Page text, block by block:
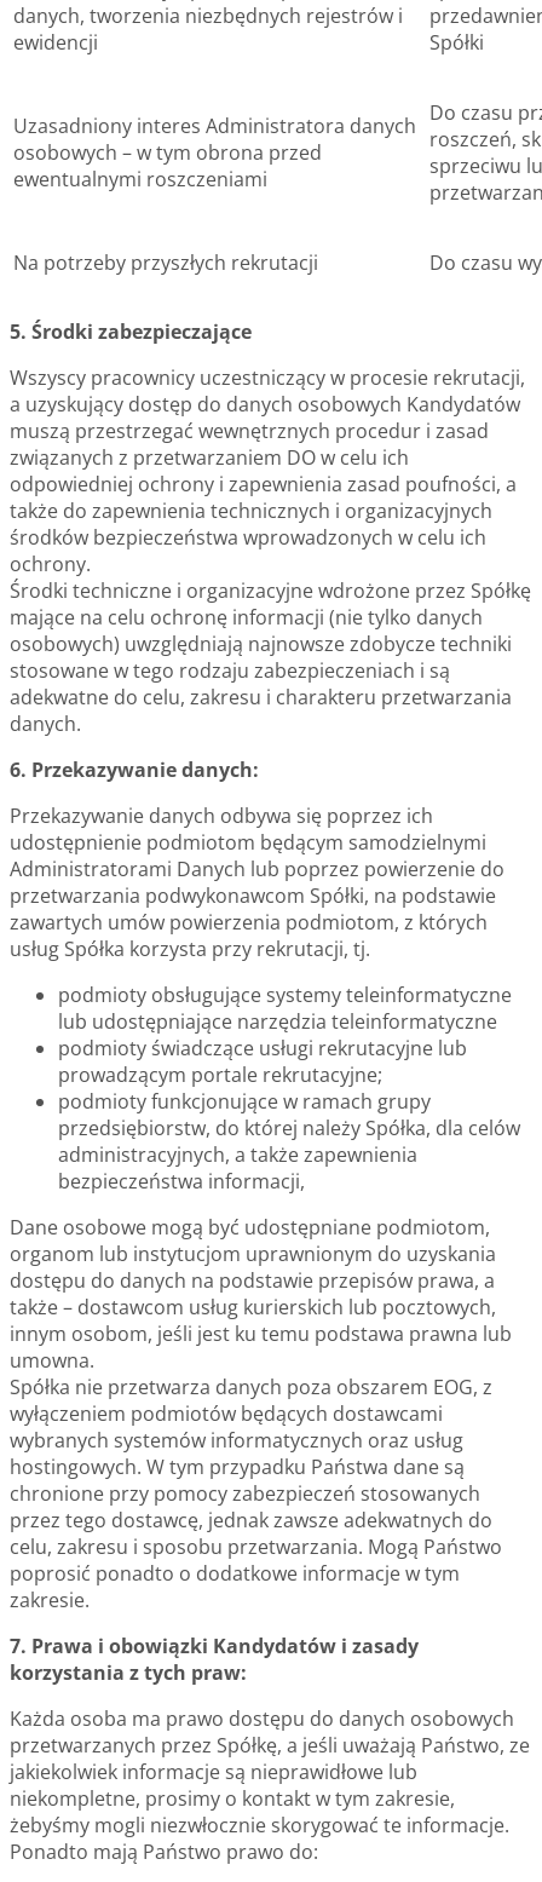
danych, tworzenia niezbędnych rejestrów i
ewidencji
Spółki
Uzasadniony interes Administratora danych
osobowych – w tym obrona przed
ewentualnymi roszczeniami
Do czasu
roszczeń,
sprzeciwu
Na potrzeby przyszłych rekrutacji Do czasu
5. Środki zabezpieczające
Wszyscy pracownicy uczestniczący w procesie rekrutacji,
a uzyskujący dostęp do danych osobowych Kandydatów
muszą przestrzegać wewnętrznych procedur i zasad
związanych z przetwarzaniem DO w celu ich
odpowiedniej ochrony i zapewnienia zasad poufności, a
także do zapewnienia technicznych i organizacyjnych
środków bezpieczeństwa wprowadzonych w celu ich
ochrony.
Środki techniczne i organizacyjne wdrożone przez Spółkę
mające na celu ochronę informacji (nie tylko danych
osobowych) uwzględniają najnowsze zdobycze techniki
stosowane w tego rodzaju zabezpieczeniach i są
adekwatne do celu, zakresu i charakteru przetwarzania
danych.
6. Przekazywanie danych:
Przekazywanie danych odbywa się poprzez ich
udostępnienie podmiotom będącym samodzielnymi
Administratorami Danych lub poprzez powierzenie do
przetwarzania podwykonawcom Spółki, na podstawie
zawartych umów powierzenia podmiotom, z których
usług Spółka korzysta przy rekrutacji, tj.
podmioty obsługujące systemy teleinformatyczne
lub udostępniające narzędzia teleinformatyczne
podmioty świadczące usługi rekrutacyjne lub
prowadzącym portale rekrutacyjne;
podmioty funkcjonujące w ramach grupy
przedsiębiorstw, do której należy Spółka, dla celów
administracyjnych, a także zapewnienia
bezpieczeństwa informacji,
Dane osobowe mogą być udostępniane podmiotom,
organom lub instytucjom uprawnionym do uzyskania
dostępu do danych na podstawie przepisów prawa, a
także – dostawcom usług kurierskich lub pocztowych,
innym osobom, jeśli jest ku temu podstawa prawna lub
umowna.
Spółka nie przetwarza danych poza obszarem EOG, z
wyłączeniem podmiotów będących dostawcami
wybranych systemów informatycznych oraz usług
hostingowych. W tym przypadku Państwa dane są
chronione przy pomocy zabezpieczeń stosowanych
przez tego dostawcę, jednak zawsze adekwatnych do
celu, zakresu i sposobu przetwarzania. Mogą Państwo
poprosić ponadto o dodatkowe informacje w tym
zakresie.
7. Prawa i obowiązki Kandydatów i zasady
korzystania z tych praw:
Każda osoba ma prawo dostępu do danych osobowych
przetwarzanych przez Spółkę, a jeśli uważają Państwo, ze
jakiekolwiek informacje są nieprawidłowe lub
niekompletne, prosimy o kontakt w tym zakresie,
żebyśmy mogli niezwłocznie skorygować te informacje.
Ponadto mają Państwo prawo do: